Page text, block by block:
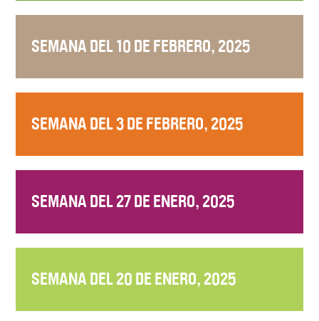
SEMANA DEL 10 DE FEBRERO, 2025
SEMANA DEL 3 DE FEBRERO, 2025
SEMANA DEL 27 DE ENERO, 2025
SEMANA DEL 20 DE ENERO, 2025